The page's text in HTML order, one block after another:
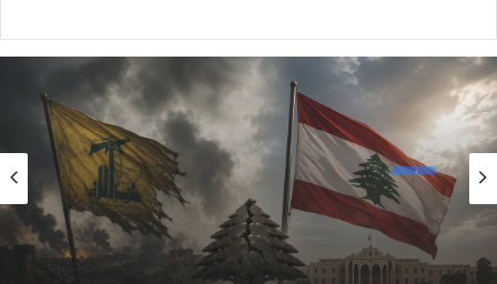
رأي
2026/08/06
تَخوينُ “حزب الله” رمزيَّة الدولة يُفقِدُهُ حاضِنَته
اللبنانية؟